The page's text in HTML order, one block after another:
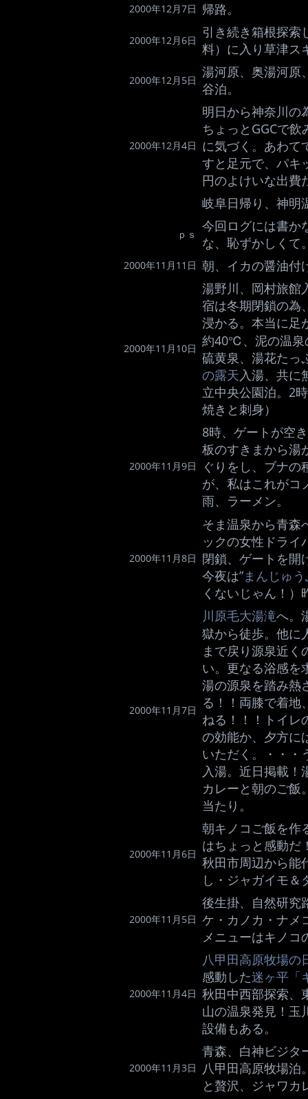
2000年12月7日 帰路。
2000年12月6日
引き続き箱根探索
料）に入り草津ス
2000年12月5日
湯河原、奥湯河原
谷泊。
2000年12月4日
明日から神奈川の
ちょっとGGCで
に気づく。あわて
すと足元で、パキ
円のよけいな出費
岐阜日帰り、神明
ｐｓ
今回ログには書か
な、恥ずかしくて
2000年11月11日 朝、イカの醤油付
2000年11月10日
湯野川、岡村旅館
宿は冬期閉鎖の為
浸かる。本当に足
約40℃、泥の温泉
硫黄泉、湯花たっ
の露天入湯、共に
立中央公園泊。2
焼きと刺身）
2000年11月9日
8時、ゲートが空
板のすきまから湯
ぐりをし、ブナ
が、私はこれがコ
雨、ラーメン。
2000年11月8日
そま温泉から青
ックの女性ドライ
閉鎖、ゲートを開
今夜は”まんじゅ
くないじゃん！）
2000年11月7日
川原毛大湯滝へ。
獄から徒歩。他
まで戻り源泉近く
い。更なる浴感を
湯の源泉を踏み熱
る！！両膝で着地
ねる！！！トイレ
の効能か、夕方に
いただく。・・・
入湯。近日掲載！
カレーと朝のご飯
当たり。
2000年11月6日
朝キノコご飯を作
はちょっと感動だ
秋田市周辺から能
し・ジャガイモ＆
2000年11月5日
後生掛、自然研究
ケ・カノカ・ナメ
メニューはキノコ
2000年11月4日
八甲田高原牧場の
感動した迷ヶ平「
秋田中西部探索、
山の温泉発見！玉
設備もある。
2000年11月3日
青森、白神ビジタ
八甲田高原牧場泊
と贅沢、ジャワカ